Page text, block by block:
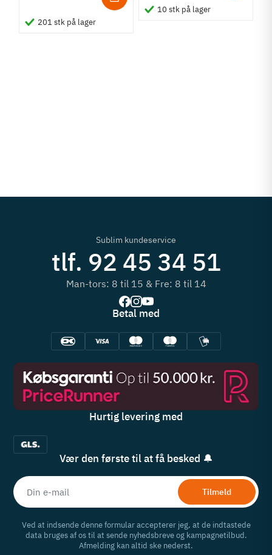
201 stk på lager
10 stk på lager
Sublim kundeservice
tlf. 92 45 34 51
Man-tors: 8 til 15 & Fre: 8 til 14
Betal med
Hurtig levering med
Vær den første til at få besked 🔔
Tilmeld
Ved at indsende denne formular accepterer jeg, at de indtastede
data bruges af os til at sende nyhedsbreve og kampagnetilbud.
Afmelding kan altid ske nederst.